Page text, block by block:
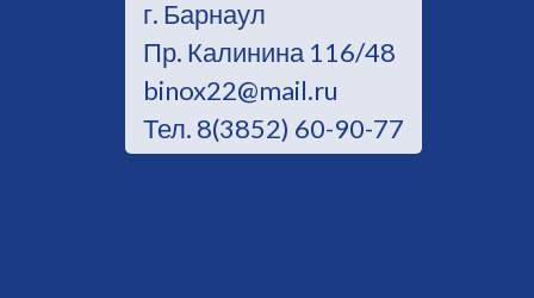
г. Барнаул
Пр. Калинина 116/48
binox22@mail.ru
Тел. 8(3852) 60-90-77